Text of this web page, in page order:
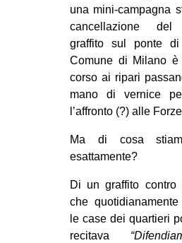
SPAZI
SPORT
DIRITTO
una mini-campagna
cancellazione del
graffito sul ponte
Comune di Milano è
corso ai ripari
mano di vernice
l’affronto (?) alle
Ma di cosa
esattamente?
Di un graffito contro
che
le case dei quartieri
recitava